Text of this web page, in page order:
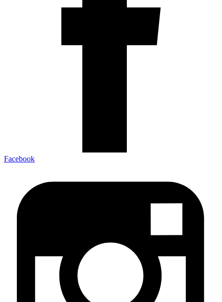
Facebook